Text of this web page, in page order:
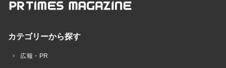
カテゴリーから探す
広報・PR